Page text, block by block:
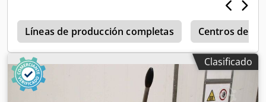
Líneas de producción completas Centros de
Clasificado